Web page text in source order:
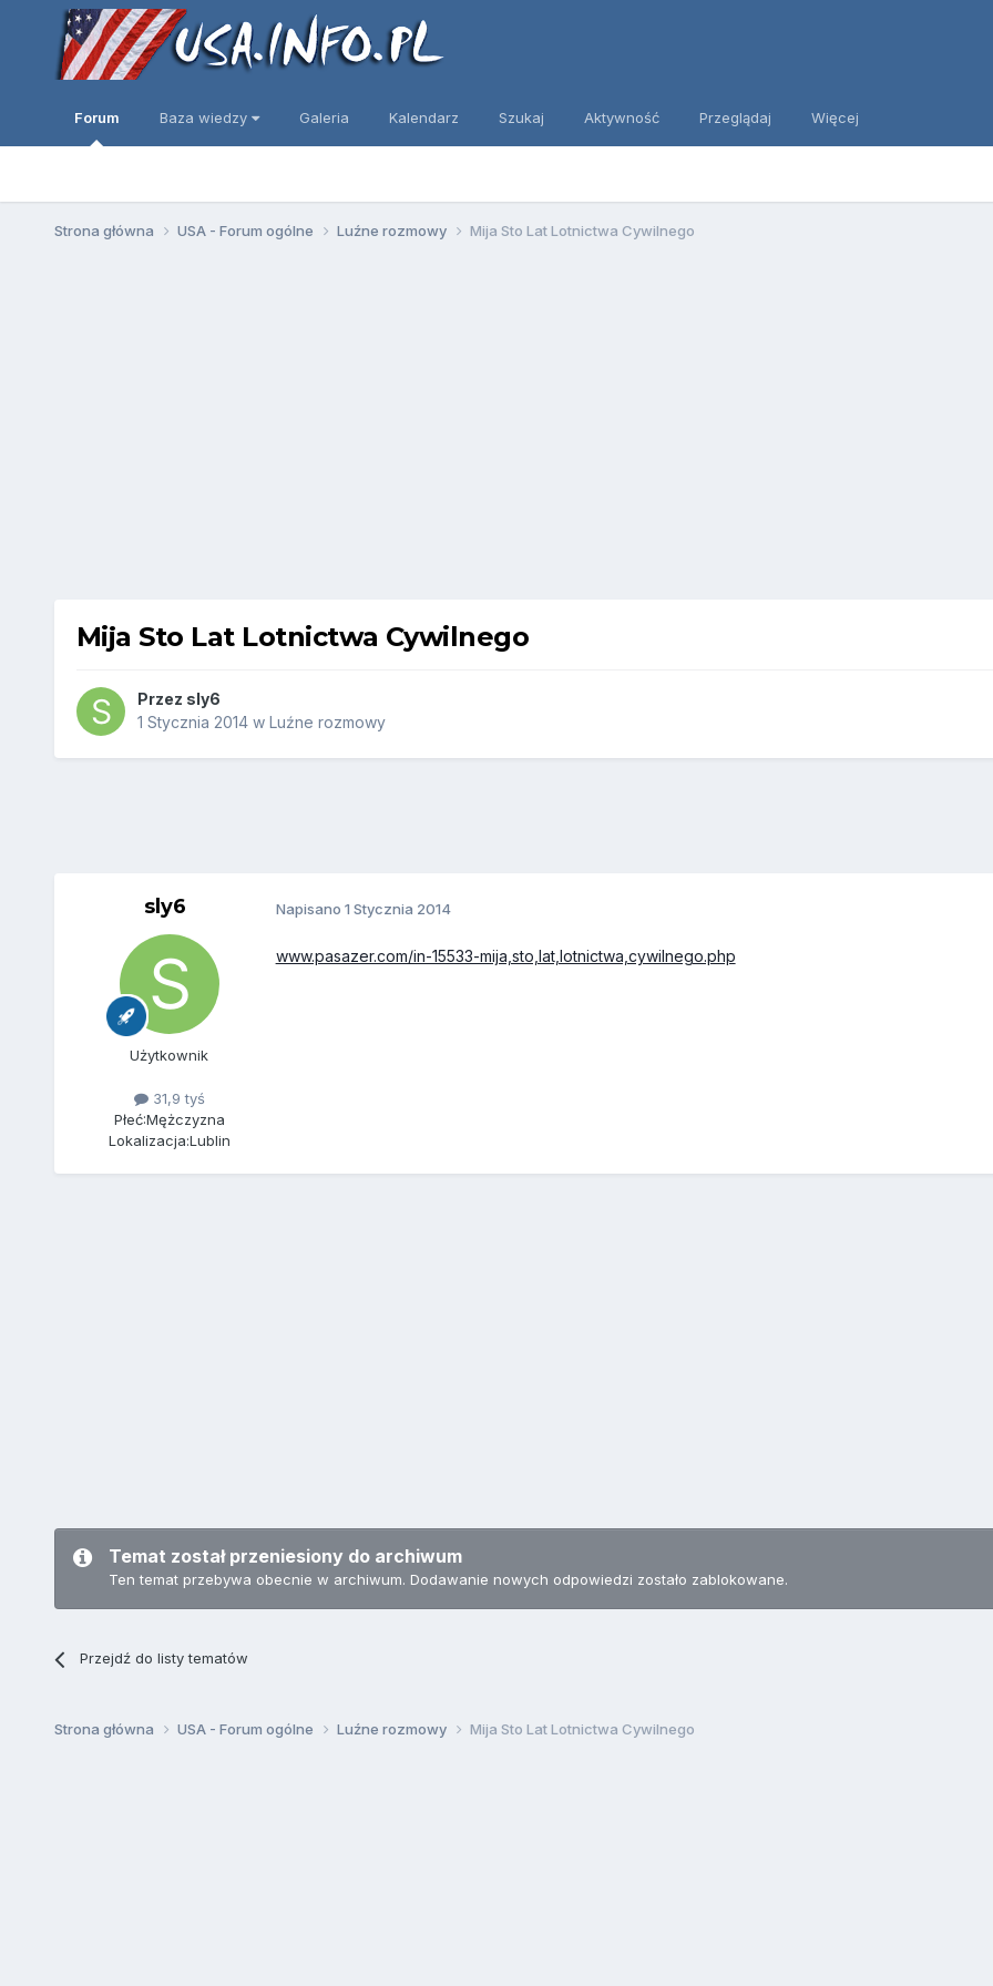
Forum Baza wiedzy Galeria Kalendarz Szukaj Aktywność Przeglądaj Więcej
Strona główna USA - Forum ogólne Luźne rozmowy Mija Sto Lat Lotnictwa Cywilnego
Mija Sto Lat Lotnictwa Cywilnego
Przez sly6
1 Stycznia 2014w Luźne rozmowy
sly6
Użytkownik
31,9 tyś
Płeć:Mężczyzna
Lokalizacja:Lublin
Napisano 1 Stycznia 2014
www.pasazer.com/in-15533-mija,sto,lat,lotnictwa,cywilnego.php
Temat został przeniesiony do archiwum
Ten temat przebywa obecnie w archiwum. Dodawanie nowych odpowiedzi zostało zablokowane.
Przejdź do listy tematów
Strona główna USA - Forum ogólne Luźne rozmowy Mija Sto Lat Lotnictwa Cywilnego